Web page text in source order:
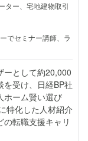
ター、宅地建物取引
でセミナー講師、ラ
ーとして約20,000
受け、日経BP社
ホーム賢い選び
特化した人材紹介
転職支援キャリ
護従事者の視点を